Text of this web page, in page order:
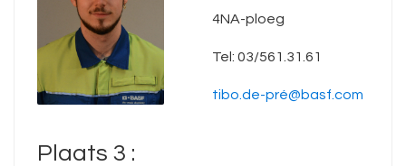
4NA-ploeg
Tel: 03/561.31.61
tibo.de-pré@basf.com
Plaats 3 :